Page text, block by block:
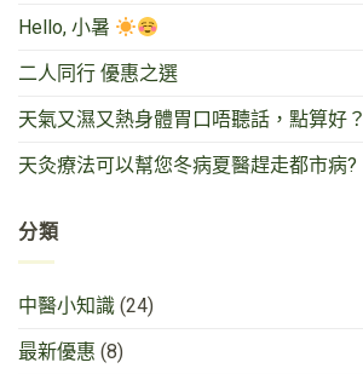
Hello, 小暑
二人同行 優惠之選
天氣又濕又熱身體胃口唔聽話，點算好？
天灸療法可以幫您冬病夏醫趕走都市病?
分類
中醫小知識 (24)
最新優惠 (8)